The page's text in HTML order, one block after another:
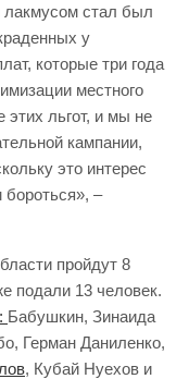
лакмусом стал был
у
которые три года
местного
льгот, и мы не
кампании,
это интерес
–
пройдут 8
подали 13 человек.
Бабушкин, Зинаида
Герман Даниленко,
, Кубай Нуехов и